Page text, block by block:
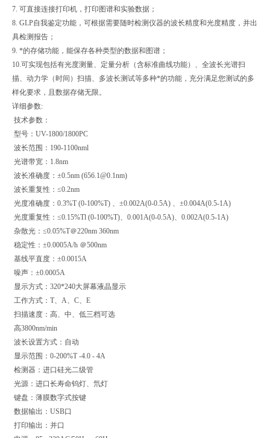
7. 可直接连接打印机，打印图谱和实验数据；
8. GLP自我鉴定功能，可根据需要随时检测仪器的波长精度和光度精度，并出
具检测报告；
9. *的存储功能，能保存各种类型的数据和图谱；
10.可实现包括有光度测量、定量分析（含标准曲线功能）、全波长光谱扫
描、动力学（时间）扫描、多波长测试等多种*的功能，充分满足您测试的多
样化要求，且数据存储无限。
详细参数:
技术参数：
型号：UV-1800/1800PC
波长范围：190-1100nml
光谱带宽：1.8nm
波长准确度：±0.5nm (656.1@0.1nm)
波长重复性：≤0.2nm
光度准确度：0.3%T (0-100%T) 、±0.002A(0-0.5A) 、±0.004A(0.5-1A)
光度重复性：≤0.15%Tl (0-100%T)、0.001A(0-0.5A)、0.002A(0.5-1A)
杂散光：≤0.05%T＠220nm 360nm
稳定性：±0.0005A/h ＠500nm
基线平直度：±0.0015A
噪声：±0.0005A
显示方式：320*240大屏幕液晶显示
工作方式：T、A、C、E
扫描速度：高、中、低三档可选
高3800nm/min
波长设置方式：自动
显示范围：0-200%T -4.0 - 4A
检测器：进口硅光二级管
光源：进口长寿命钨灯、氘灯
键盘：薄膜数字式按键
数据输出：USB口
打印输出：并口